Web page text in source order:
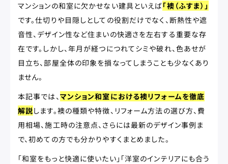
マンションの和室に欠かせない建具といえば「襖（ふすま）」
です。仕切りや目隠しとしての役割だけでなく、断熱性や遮
音性、デザイン性など住まいの快適さを左右する重要な存
在です。しかし、年月が経つにつれてシミや破れ、色あせが
目立ち、部屋全体の印象を損なってしまうことも少なくあり
ません。
本記事では、マンション和室における襖リフォームを徹底
解説します。襖の種類や特徴、リフォーム方法の選び方、費
用相場、施工時の注意点、さらには最新のデザイン事例ま
で、初めての方でも分かりやすくまとめました。
「和室をもっと快適に使いたい」「洋室のインテリアにも合う